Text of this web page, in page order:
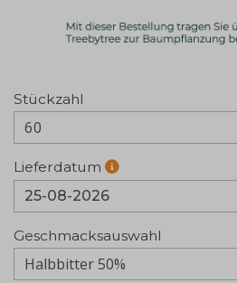
Stückzahl
60
Lieferdatum
Geschmacksauswahl